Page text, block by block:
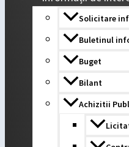
Solicitare
Buletinul
Buget
Bilant
Achizitii